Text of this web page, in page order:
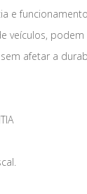
e
veículos,
afetar a